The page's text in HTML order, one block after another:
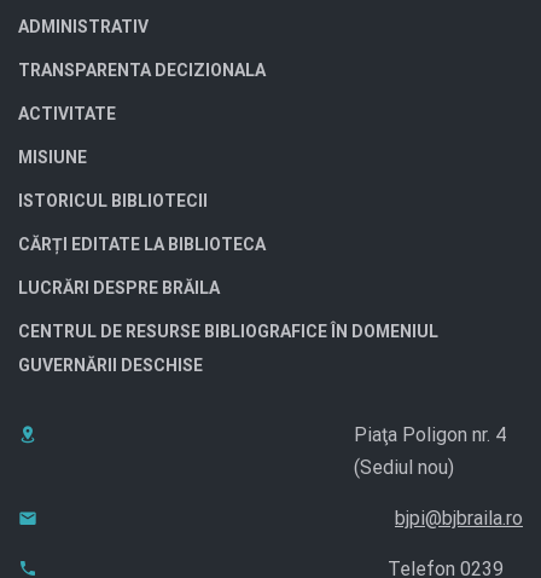
ADMINISTRATIV
TRANSPARENTA DECIZIONALA
ACTIVITATE
MISIUNE
ISTORICUL BIBLIOTECII
CĂRȚI EDITATE LA BIBLIOTECA
LUCRĂRI DESPRE BRĂILA
CENTRUL DE RESURSE BIBLIOGRAFICE ÎN DOMENIUL
GUVERNĂRII DESCHISE
Piaţa Poligon nr. 4
(Sediul nou)
bjpi@bjbraila.ro
Telefon 0239